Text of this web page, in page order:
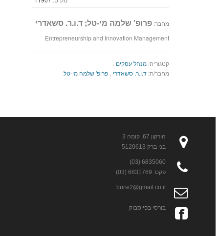
מחבר:פרופ' שלמה מי-טל; ד.ו.ר. סשאדרי
Entrepreneurship and Innovation Management
קטגוריה:מנהל עסקים .
מחבר/ת:ד.ו.ר. סשאדרי ,פרופ' שלמה מי-טל.
הירקון 67, קומה 3
בני ברק 5120613
6835060 (03)
פקס: 6831769 (03)
bursi2@gmail.co.il
בורסי בפייסבוק